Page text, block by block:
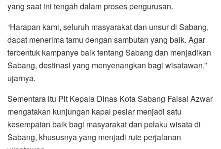
yang saat ini tengah dalam proses pengurusan.
“Harapan kami, seluruh masyarakat dan unsur di Sabang,
dapat menerima tamu dengan sambutan yang baik. Agar
terbentuk kampanye baik tentang Sabang dan menjadikan
Sabang, destinasi yang menyenangkan bagi wisatawan,”
ujarnya.
Sementara itu Plt Kepala Dinas Kota Sabang Faisal Azwar
mengatakan kunjungan kapal pesiar menjadi satu
kesempatan baik bagi masyarakat dan pelaku wisata di
Sabang, khususnya yang menjadi rute perjalanan